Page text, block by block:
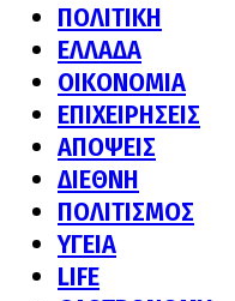
ΠΟΛΙΤΙΚΗ
ΕΛΛΑΔΑ
ΟΙΚΟΝΟΜΙΑ
ΕΠΙΧΕΙΡΗΣΕΙΣ
ΑΠΟΨΕΙΣ
ΔΙΕΘΝΗ
ΠΟΛΙΤΙΣΜΟΣ
ΥΓΕΙΑ
LIFE